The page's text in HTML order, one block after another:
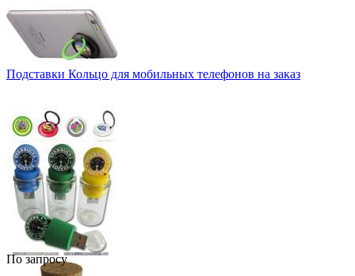
Подставки Кольцо для мобильных телефонов на заказ
По запросу